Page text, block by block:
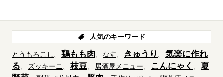
人気のキーワード
とうもろこし 鶏もも肉 なす きゅうり
気楽に作れ
る
ズッキーニ 枝豆 居酒屋メニュー こんにゃく
夏